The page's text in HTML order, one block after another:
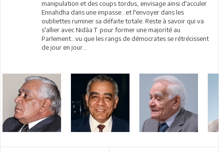
manipulation et des coups tordus, envisage ainsi d'acculer
Ennahdha dans une impasse...et l'envoyer dans les
oubliettes ruminer sa défaite totale. Reste à savoir qui va
s'allier avec Nidâa T. pour former une majorité au
Parlement...vu que les rangs de démocrates se rétrécissent
de jour en jour...